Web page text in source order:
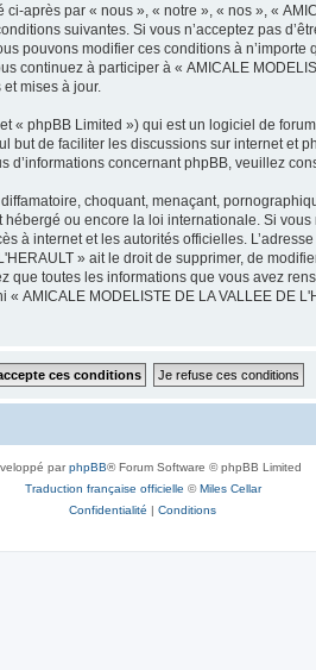
après par « nous », « notre », « nos », «
suivantes. Si vous n’acceptez pas
pouvons modifier ces conditions à
continuez à participer à « AMICALE
mises à jour.
« phpBB Limited ») qui est un logiciel de
but de faciliter les discussions sur internet et
d’informations concernant phpBB, veuillez
choquant, menaçant,
ou encore la loi internationale. Si
à internet et les autorités officielles.
» ait le droit de supprimer, de
que toutes les informations que vous avez
AMICALE MODELISTE DE LA VALLEE DE
parphpBB® Forum Software © phpBB Limited
Traduction française officielle ©Miles Cellar
Confidentialité | Conditions